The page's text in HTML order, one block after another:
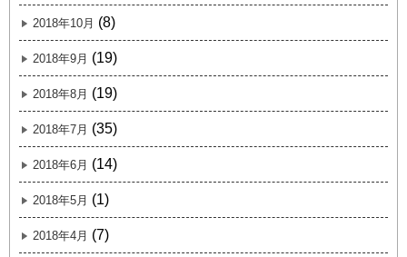
2018年10月 (8)
2018年9月 (19)
2018年8月 (19)
2018年7月 (35)
2018年6月 (14)
2018年5月 (1)
2018年4月 (7)